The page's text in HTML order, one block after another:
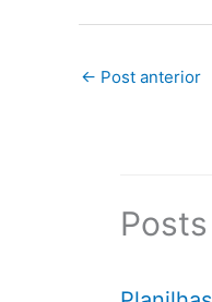
← Post anterior